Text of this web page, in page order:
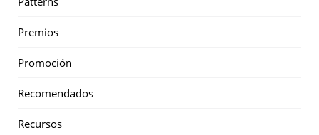
Premios
Promoción
Recomendados
Recursos